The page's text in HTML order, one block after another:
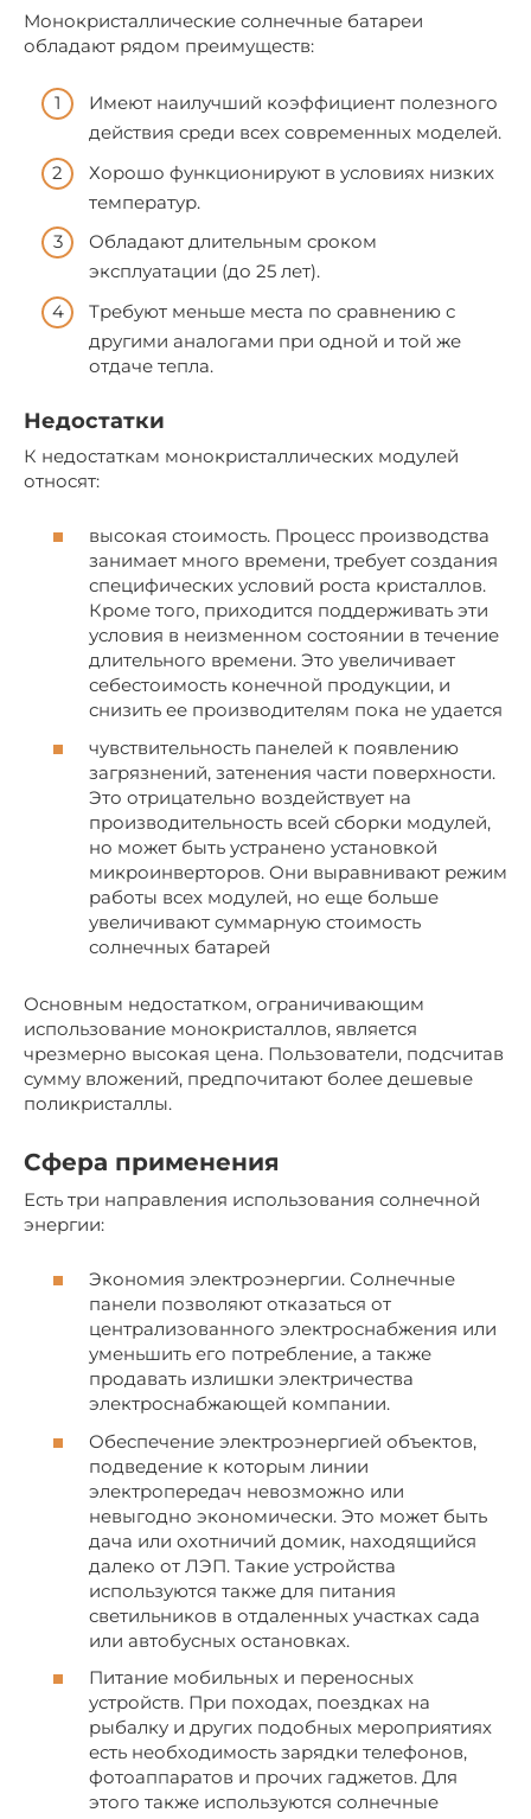
Монокристаллические солнечные батареи
обладают рядом преимуществ:
Имеют наилучший коэффициент полезного
действия среди всех современных моделей.
Хорошо функционируют в условиях низких
температур.
Обладают длительным сроком
эксплуатации (до 25 лет).
Требуют меньше места по сравнению с
другими аналогами при одной и той же
отдаче тепла.
Недостатки
К недостаткам монокристаллических модулей
относят:
высокая стоимость. Процесс производства
занимает много времени, требует создания
специфических условий роста кристаллов.
Кроме того, приходится поддерживать эти
условия в неизменном состоянии в течение
длительного времени. Это увеличивает
себестоимость конечной продукции, и
снизить ее производителям пока не удается
чувствительность панелей к появлению
загрязнений, затенения части поверхности.
Это отрицательно воздействует на
производительность всей сборки модулей,
но может быть устранено установкой
микроинверторов. Они выравнивают режим
работы всех модулей, но еще больше
увеличивают суммарную стоимость
солнечных батарей
Основным недостатком, ограничивающим
использование монокристаллов, является
чрезмерно высокая цена. Пользователи, подсчитав
сумму вложений, предпочитают более дешевые
поликристаллы.
Сфера применения
Есть три направления использования солнечной
энергии:
Экономия электроэнергии. Солнечные
панели позволяют отказаться от
централизованного электроснабжения или
уменьшить его потребление, а также
продавать излишки электричества
электроснабжающей компании.
Обеспечение электроэнергией объектов,
подведение к которым линии
электропередач невозможно или
невыгодно экономически. Это может быть
дача или охотничий домик, находящийся
далеко от ЛЭП. Такие устройства
используются также для питания
светильников в отдаленных участках сада
или автобусных остановках.
Питание мобильных и переносных
устройств. При походах, поездках на
рыбалку и других подобных мероприятиях
есть необходимость зарядки телефонов,
фотоаппаратов и прочих гаджетов. Для
этого также используются солнечные